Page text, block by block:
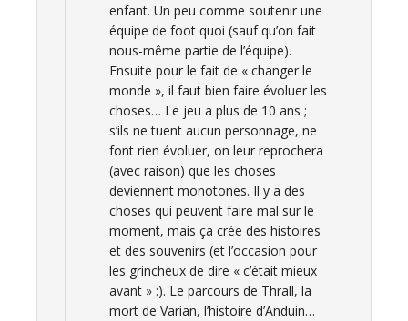
enfant. Un peu comme soutenir une
équipe de foot quoi (sauf qu’on fait
nous-même partie de l’équipe).
Ensuite pour le fait de « changer le
monde », il faut bien faire évoluer les
choses… Le jeu a plus de 10 ans ;
s’ils ne tuent aucun personnage, ne
font rien évoluer, on leur reprochera
(avec raison) que les choses
deviennent monotones. Il y a des
choses qui peuvent faire mal sur le
moment, mais ça crée des histoires
et des souvenirs (et l’occasion pour
les grincheux de dire « c’était mieux
avant » :). Le parcours de Thrall, la
mort de Varian, l’histoire d’Anduin…